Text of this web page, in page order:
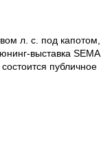
л. с. под капотом,
выставка SEMA.
публичное